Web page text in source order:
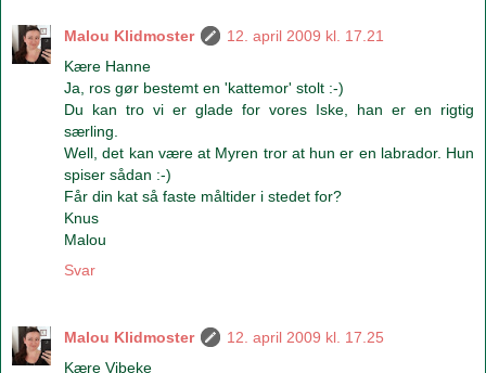
Malou Klidmoster
12. april 2009 kl. 17.21
Kære Hanne
Ja, ros gør bestemt en 'kattemor' stolt :-)
Du kan tro vi er glade for vores Iske, han er en rigtig
særling.
Well, det kan være at Myren tror at hun er en labrador. Hun
spiser sådan :-)
Får din kat så faste måltider i stedet for?
Knus
Malou
Svar
Malou Klidmoster
12. april 2009 kl. 17.25
Kære Vibeke